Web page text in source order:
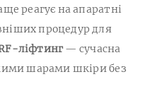
реагує на апаратні
процедур для
ліфтинг — сучасна
шарами шкіри без